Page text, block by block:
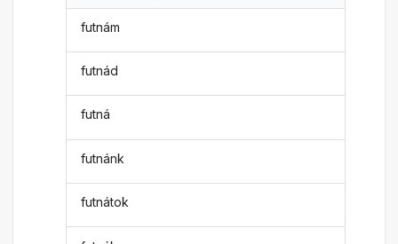
futnám
futnád
futná
futnánk
futnátok